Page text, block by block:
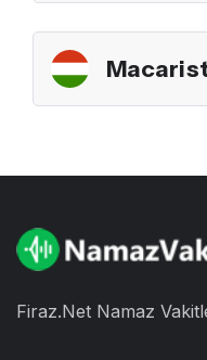
Firaz.Net Namaz